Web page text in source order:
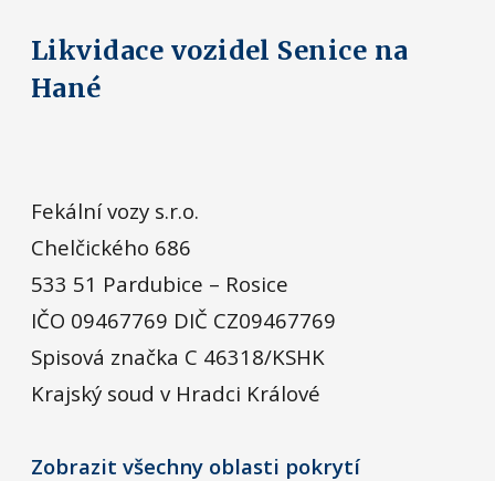
Likvidace vozidel Senice na
Hané
Fekální vozy s.r.o.
Chelčického 686
533 51 Pardubice – Rosice
IČO 09467769 DIČ CZ09467769
Spisová značka C 46318/KSHK
Krajský soud v Hradci Králové
Zobrazit všechny oblasti pokrytí